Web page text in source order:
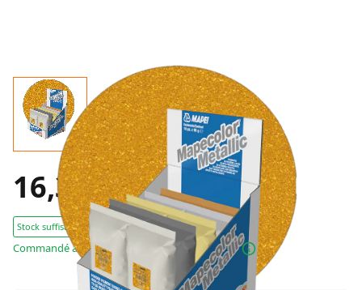
16,37 € TTC
Stock suffisant : 3 Pièces
Commandé avant 16h00, expédié aujourd’hui!